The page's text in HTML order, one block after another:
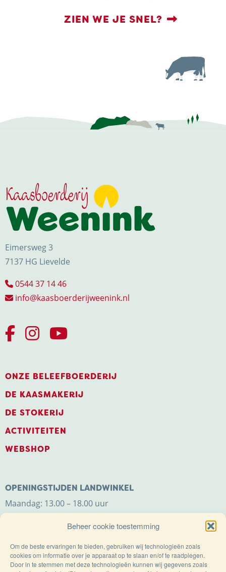
Beheer cookie toestemming
Om de beste ervaringen te bieden, gebruiken wij technologieën zoals
cookies om informatie over je apparaat op te slaan en/of te raadplegen.
Door in te stemmen met deze technologieën kunnen wij gegevens zoals
ZIEN WE JE SNEL?
Eimersweg 3
7137 HG Lievelde
0544 37 14 46
info@kaasboerderijweenink.nl
ONZE BELEEFBOERDERIJ
DE KAASMAKERIJ
DE STOKERIJ
ACTIVITEITEN
WEBSHOP
OPENINGSTIJDEN LANDWINKEL
Maandag: 13.00 – 18.00 uur
Zondag: 11.00 – 18.00 uur